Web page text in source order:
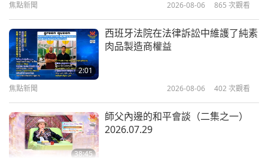
焦點新聞 2026-08-06 865 次觀看
2:01
西班牙法院在法律訴訟中維護了純素
肉品製造商權益
焦點新聞 2026-08-06 402 次觀看
38:45
師父內邊的和平會談（二集之一）
2026.07.29